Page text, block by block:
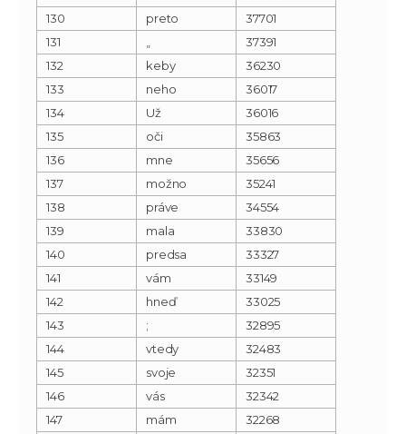
130
preto
37701
131
37391
132
keby
36230
133
neho
36017
134
Už
36016
135
oči
35863
136
mne
35656
137
možno
35241
138
práve
34554
139
mala
33830
140
predsa
33327
141
vám
33149
142
hneď
33025
143
;
32895
144
vtedy
32483
145
svoje
32351
146
vás
32342
147
mám
32268